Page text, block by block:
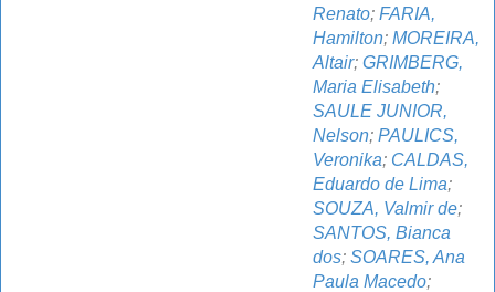
Renato; FARIA,
Hamilton; MOREIRA,
Altair; GRIMBERG,
Maria Elisabeth;
SAULE JUNIOR,
Nelson; PAULICS,
Veronika; CALDAS,
Eduardo de Lima;
SOUZA, Valmir de;
SANTOS, Bianca
dos; SOARES, Ana
Paula Macedo;